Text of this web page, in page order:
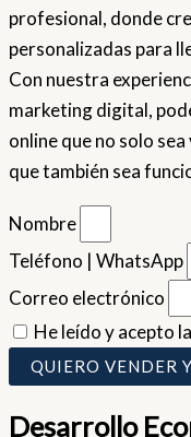
profesional, donde
personalizadas para
Con nuestra
marketing digital,
online que no solo
que también sea
Nombre
Teléfono | WhatsApp
Correo electrónico
He leído y acepto la
QUIERO VENDER
Desarrollo